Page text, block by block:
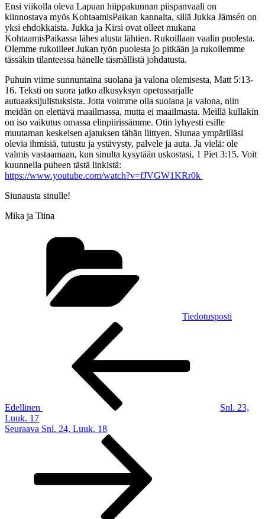
Ensi viikolla oleva Lapuan hiippakunnan piispanvaali on
kiinnostava myös KohtaamisPaikan kannalta, sillä Jukka Jämsén on
yksi ehdokkaista. Jukka ja Kirsi ovat olleet mukana
KohtaamisPaikassa lähes alusta lähtien. Rukoillaan vaalin puolesta.
Olemme rukoilleet Jukan työn puolesta jo pitkään ja rukoilemme
tässäkin tilanteessa hänelle täsmällistä johdatusta.
Puhuin viime sunnuntaina suolana ja valona olemisesta, Matt 5:13-
16. Teksti on suora jatko alkusyksyn opetussarjalle
autuaaksijulistuksista. Jotta voimme olla suolana ja valona, niin
meidän on elettävä maailmassa, mutta ei maailmasta. Meillä kullakin
on iso vaikutus omassa elinpiirissämme. Otin lyhyesti esille
muutaman keskeisen ajatuksen tähän liittyen. Siunaa ympärilläsi
olevia ihmisiä, tutustu ja ystävysty, palvele ja auta. Ja vielä: ole
valmis vastaamaan, kun sinulta kysytään uskostasi, 1 Piet 3:15. Voit
kuunnella puheen tästä linkistä:
https://www.youtube.com/watch?v=fJVGW1KRr0k
Siunausta sinulle!
Mika ja Tiina
Tiedotusposti
Edellinen
Snl. 23,
Luuk. 17
Seuraava
Seuraava Snl. 24, Luuk. 18